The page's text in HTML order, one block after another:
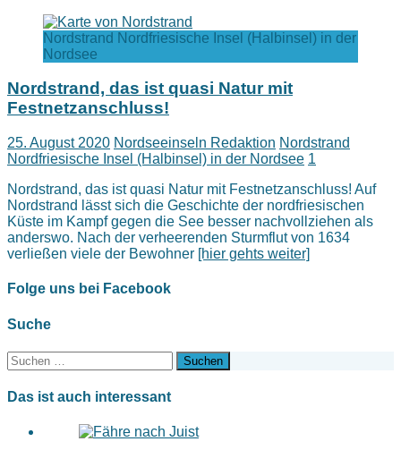
Nordstrand Nordfriesische Insel (Halbinsel) in der
Nordsee
Nordstrand, das ist quasi Natur mit
Festnetzanschluss!
25. August 2020 Nordseeinseln Redaktion Nordstrand
Nordfriesische Insel (Halbinsel) in der Nordsee 1
Nordstrand, das ist quasi Natur mit Festnetzanschluss! Auf
Nordstrand lässt sich die Geschichte der nordfriesischen
Küste im Kampf gegen die See besser nachvollziehen als
anderswo. Nach der verheerenden Sturmflut von 1634
verließen viele der Bewohner [hier gehts weiter]
Folge uns bei Facebook
Suche
Suchen
nach:
Das ist auch interessant